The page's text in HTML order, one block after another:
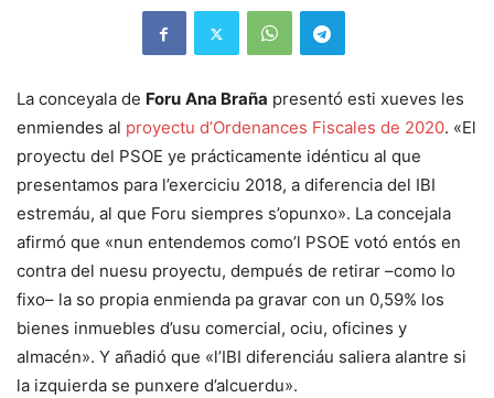
La conceyala de Foru Ana Braña presentó esti xueves les
enmiendes al proyectu d’Ordenances Fiscales de 2020. «El
proyectu del PSOE ye prácticamente idénticu al que
presentamos para l’exerciciu 2018, a diferencia del IBI
estremáu, al que Foru siempres s’opunxo». La concejala
afirmó que «nun entendemos como’l PSOE votó entós en
contra del nuesu proyectu, dempués de retirar –como lo
fixo– la so propia enmienda pa gravar con un 0,59% los
bienes inmuebles d’usu comercial, ociu, oficines y
almacén». Y añadió que «l’IBI diferenciáu saliera alantre si
la izquierda se punxere d’alcuerdu».